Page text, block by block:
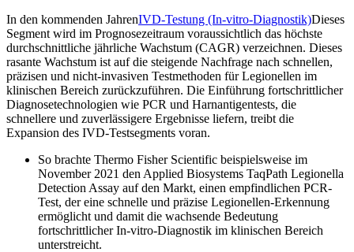
In den kommenden JahrenIVD-Testung (In-vitro-Diagnostik)Dieses
Segment wird im Prognosezeitraum voraussichtlich das höchste
durchschnittliche jährliche Wachstum (CAGR) verzeichnen. Dieses
rasante Wachstum ist auf die steigende Nachfrage nach schnellen,
präzisen und nicht-invasiven Testmethoden für Legionellen im
klinischen Bereich zurückzuführen. Die Einführung fortschrittlicher
Diagnosetechnologien wie PCR und Harnantigentests, die
schnellere und zuverlässigere Ergebnisse liefern, treibt die
Expansion des IVD-Testsegments voran.
So brachte Thermo Fisher Scientific beispielsweise im
November 2021 den Applied Biosystems TaqPath Legionella
Detection Assay auf den Markt, einen empfindlichen PCR-
Test, der eine schnelle und präzise Legionellen-Erkennung
ermöglicht und damit die wachsende Bedeutung
fortschrittlicher In-vitro-Diagnostik im klinischen Bereich
unterstreicht.